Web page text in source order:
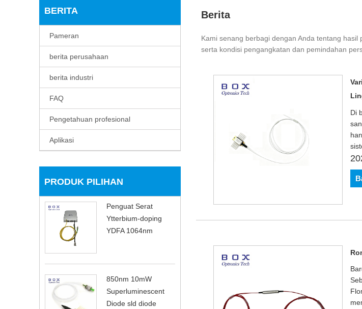
BERITA
Pameran
berita perusahaan
berita industri
FAQ
Pengetahuan profesional
Aplikasi
PRODUK PILIHAN
Penguat Serat
Ytterbium-doping
YDFA 1064nm
850nm 10mW
Superluminescent
Diode sld diode
Berita
Kami senang berbagi dengan Anda tentang
serta kondisi pengangkatan dan pemindahan
Di